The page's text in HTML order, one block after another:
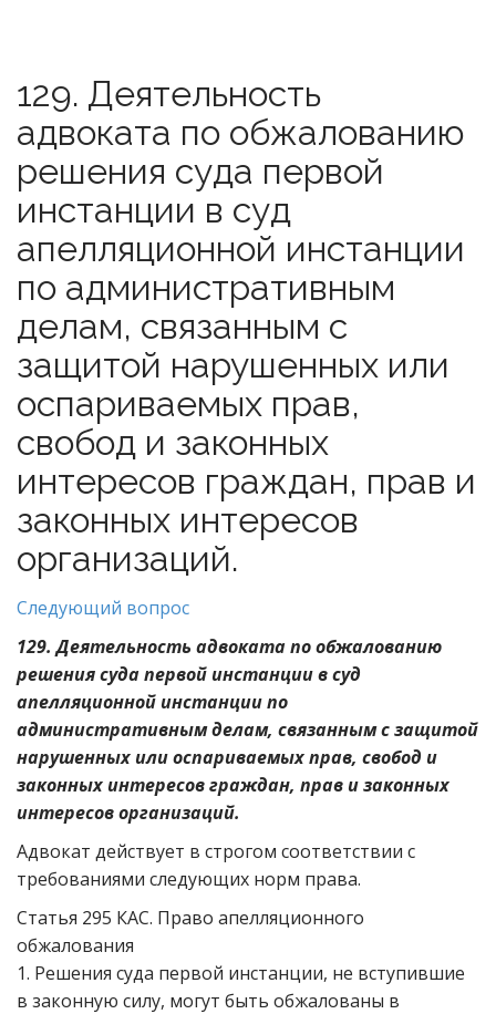
129. Деятельность
адвоката по обжалованию
решения суда первой
инстанции в суд
апелляционной инстанции
по административным
делам, связанным с
защитой нарушенных или
оспариваемых прав,
свобод и законных
интересов граждан, прав и
законных интересов
организаций.
Следующий вопрос
129. Деятельность адвоката по обжалованию
решения суда первой инстанции в суд
апелляционной инстанции по
административным делам, связанным с защитой
нарушенных или оспариваемых прав, свобод и
законных интересов граждан, прав и законных
интересов организаций.
Адвокат действует в строгом соответствии с
требованиями следующих норм права.
Статья 295 КАС. Право апелляционного
обжалования
1. Решения суда первой инстанции, не вступившие
в законную силу, могут быть обжалованы в